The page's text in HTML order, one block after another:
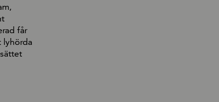
får
lyhörda